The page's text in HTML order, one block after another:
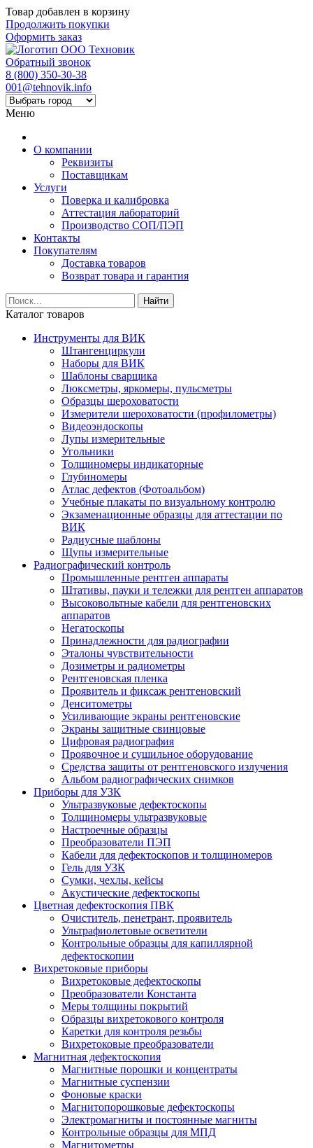
Товар добавлен в корзину
Продолжить покупки
Оформить заказ
Обратный звонок
8 (800) 350-30-38
001@tehnovik.info
Меню
О компании
Реквизиты
Поставщикам
Услуги
Поверка и калибровка
Аттестация лабораторий
Производство СОП/ПЭП
Контакты
Покупателям
Доставка товаров
Возврат товара и гарантия
Найти
Каталог товаров
Инструменты для ВИК
Штангенциркули
Наборы для ВИК
Шаблоны сварщика
Люксметры, яркомеры, пульсметры
Образцы шероховатости
Измерители шероховатости (профилометры)
Видеоэндоскопы
Лупы измерительные
Угольники
Толщиномеры индикаторные
Глубиномеры
Атлас дефектов (Фотоальбом)
Учебные плакаты по визуальному контролю
Экзаменационные образцы для аттестации по
ВИК
Радиусные шаблоны
Щупы измерительные
Радиографический контроль
Промышленные рентген аппараты
Штативы, пауки и тележки для рентген аппаратов
Высоковольтные кабели для рентгеновских
аппаратов
Негатоскопы
Принадлежности для радиографии
Эталоны чувствительности
Дозиметры и радиометры
Рентгеновская пленка
Проявитель и фиксаж рентгеновский
Денситометры
Усиливающие экраны рентгеновские
Экраны защитные свинцовые
Цифровая радиография
Проявочное и сушильное оборудование
Средства защиты от рентгеновского излучения
Альбом радиографических снимков
Приборы для УЗК
Ультразвуковые дефектоскопы
Толщиномеры ультразвуковые
Настроечные образцы
Преобразователи ПЭП
Кабели для дефектоскопов и толщиномеров
Гель для УЗК
Сумки, чехлы, кейсы
Акустические дефектоскопы
Цветная дефектоскопия ПВК
Очиститель, пенетрант, проявитель
Ультрафиолетовые осветители
Контрольные образцы для капиллярной
дефектоскопии
Вихретоковые приборы
Вихретоковые дефектоскопы
Преобразователи Константа
Меры толщины покрытий
Образцы вихретокового контроля
Каретки для контроля резьбы
Вихретоковые преобразователи
Магнитная дефектоскопия
Магнитные порошки и концентраты
Магнитные суспензии
Фоновые краски
Магнитопорошковые дефектоскопы
Электромагниты и постоянные магниты
Контрольные образцы для МПД
Магнитометры